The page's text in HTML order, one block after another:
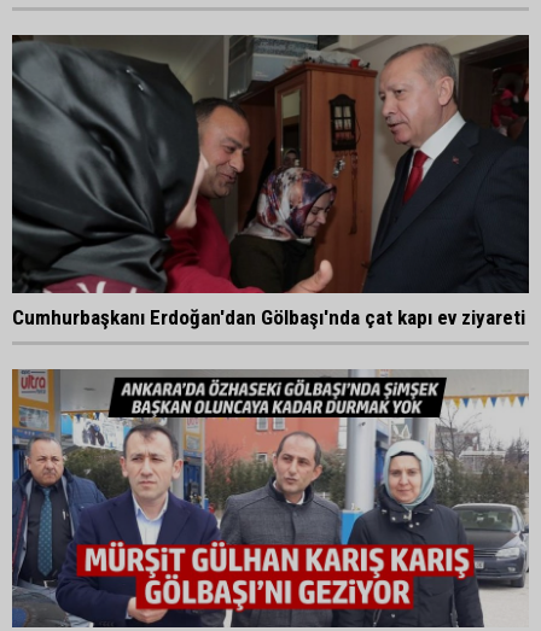
Cumhurbaşkanı Erdoğan'dan Gölbaşı'nda çat kapı ev ziyareti